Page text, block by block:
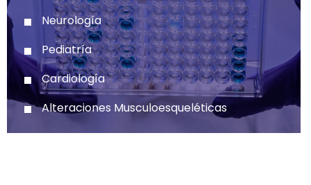
Neurología
Pediatría
Cardiología
Alteraciones Musculoesqueléticas